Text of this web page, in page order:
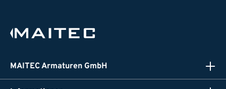
MAITEC Armaturen GmbH